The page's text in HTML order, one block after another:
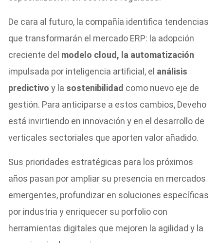
De cara al futuro, la compañía identifica tendencias
que transformarán el mercado ERP: la adopción
creciente del modelo cloud, la automatización
impulsada por inteligencia artificial, el análisis
predictivo y la sostenibilidad como nuevo eje de
gestión. Para anticiparse a estos cambios, Deveho
está invirtiendo en innovación y en el desarrollo de
verticales sectoriales que aporten valor añadido.
Sus prioridades estratégicas para los próximos
años pasan por ampliar su presencia en mercados
emergentes, profundizar en soluciones específicas
por industria y enriquecer su porfolio con
herramientas digitales que mejoren la agilidad y la